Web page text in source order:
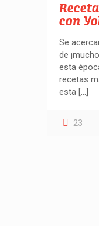
con
Se
de
esta
recetas
esta[…]
23